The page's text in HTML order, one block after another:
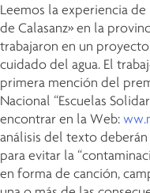
Leemos la experiencia de
de Calasanz» en la
trabajaron en un
cuidado del agua. El
primera mención del
Nacional “Escuelas
encontrar en la Web:
análisis del texto
para evitar la
en forma de canción,